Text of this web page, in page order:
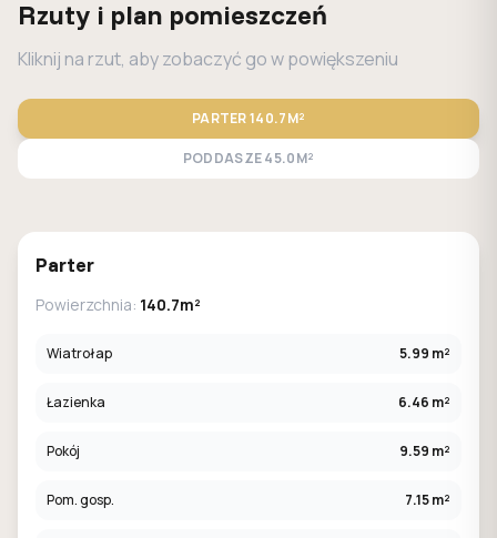
Rzuty i plan pomieszczeń
Kliknij na rzut, aby zobaczyć go w powiększeniu
PARTER140.7M²
PODDASZE45.0M²
Parter
Powierzchnia: 140.7m²
Wiatrołap 5.99 m²
Łazienka 6.46 m²
Pokój 9.59 m²
Pom. gosp. 7.15 m²